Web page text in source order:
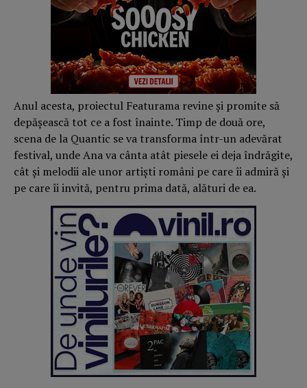
Anul acesta, proiectul Featurama revine și promite să
depășească tot ce a fost înainte. Timp de două ore,
scena de la Quantic se va transforma într-un adevărat
festival, unde Ana va cânta atât piesele ei deja îndrăgite,
cât și melodii ale unor artiști români pe care îi admiră și
pe care îi invită, pentru prima dată, alături de ea.